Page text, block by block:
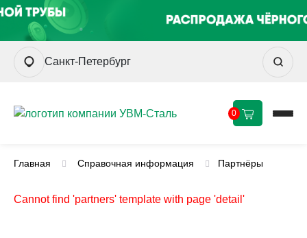
Санкт-Петербург
0
Главная Справочная информация Партнёры
Cannot find 'partners' template with page 'detail'